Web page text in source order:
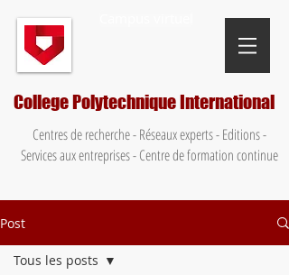
College Polytechnique International
Centres de recherche - Réseaux experts - Editions -
Services aux entreprises - Centre de formation continue
Post
Tous les posts